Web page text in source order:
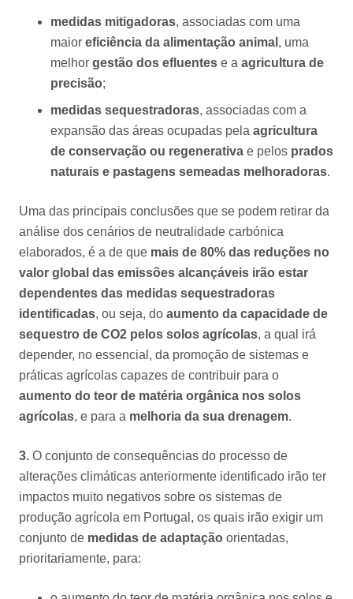
medidas mitigadoras, associadas com uma
maior eficiência da alimentação animal , uma
melhor gestão dos efluentes e a agricultura de
precisão;
medidas sequestradoras, associadas com a
expansão das áreas ocupadas pela agricultura
de conservação ou regenerativa e pelos prados
naturais e pastagens semeadas melhoradoras.
Uma das principais conclusões que se podem retirar da
análise dos cenários de neutralidade carbónica
elaborados, é a de que mais de 80% das reduções no
valor global das emissões alcançáveis irão estar
dependentes das medidas sequestradoras
identificadas, ou seja, do aumento da capacidade de
sequestro de CO2 pelos solos agrícolas, a qual irá
depender, no essencial, da promoção de sistemas e
práticas agrícolas capazes de contribuir para o
aumento do teor de matéria orgânica nos solos
agrícolas, e para a melhoria da sua drenagem.
3. O conjunto de consequências do processo de
alterações climáticas anteriormente identificado irão ter
impactos muito negativos sobre os sistemas de
produção agrícola em Portugal, os quais irão exigir um
conjunto de medidas de adaptação orientadas,
prioritariamente, para: